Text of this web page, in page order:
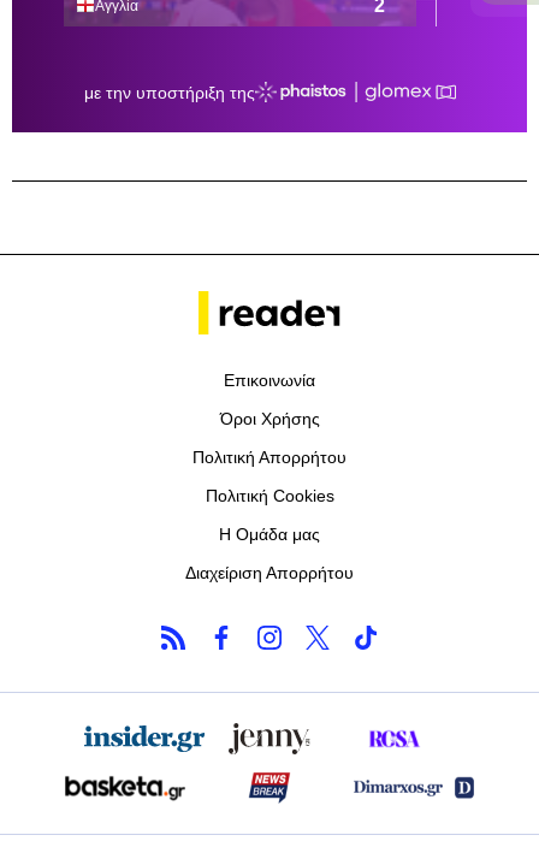
Επικοινωνία
Όροι Χρήσης
Πολιτική Απορρήτου
Πολιτική Cookies
Η Ομάδα μας
Διαχείριση Απορρήτου